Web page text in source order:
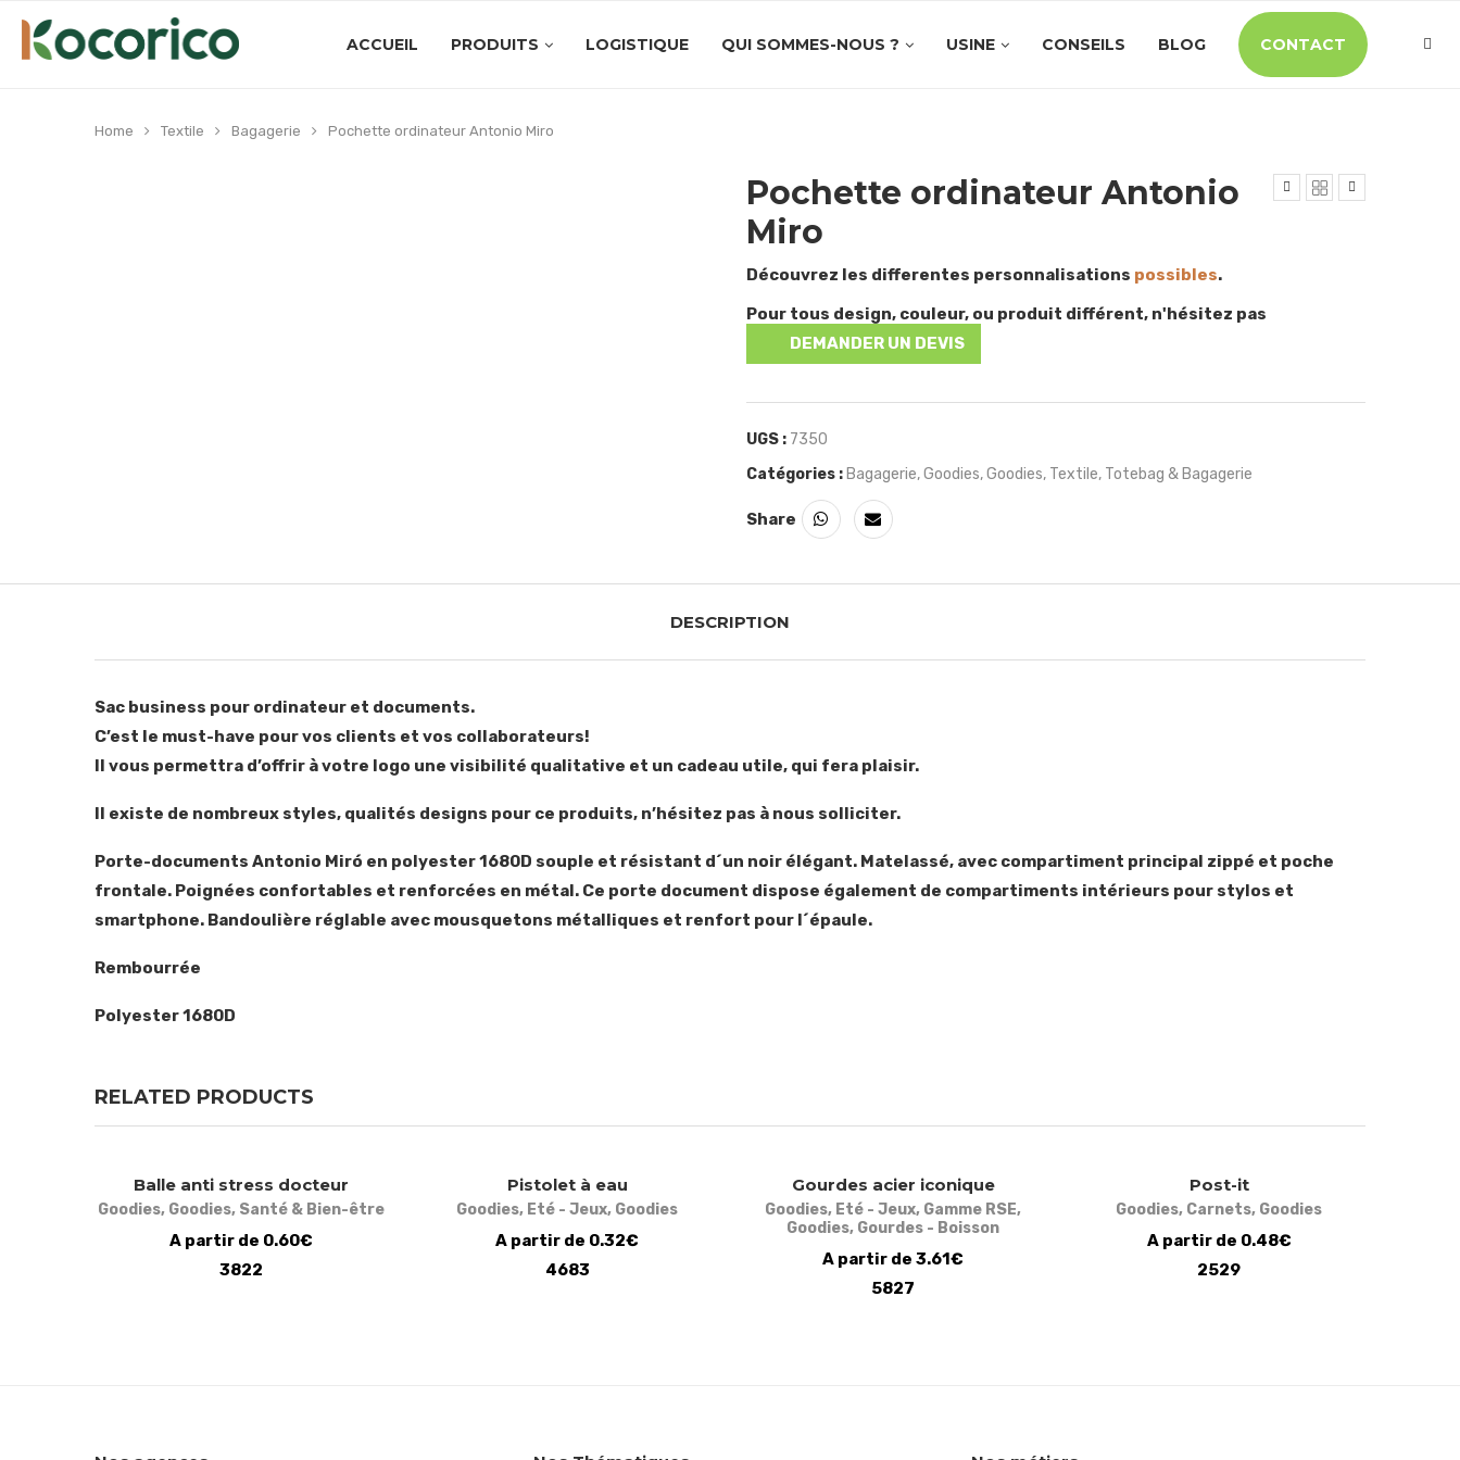
ACCUEIL PRODUITS LOGISTIQUE QUI SOMMES-NOUS ? USINE CONSEILS BLOG CONTACT
Home Textile Bagagerie Pochette ordinateur Antonio Miro
Pochette ordinateur Antonio
Miro
Découvrez les differentes personnalisations possibles.
Pour tous design, couleur, ou produit différent, n'hésitez pas
DEMANDER UN DEVIS
UGS : 7350
Catégories : Bagagerie,Goodies,Goodies, Textile, Totebag & Bagagerie
Share
DESCRIPTION
Sac business pour ordinateur et documents.
C’est le must-have pour vos clients et vos collaborateurs!
Il vous permettra d’offrir à votre logo une visibilité qualitative et un cadeau utile, qui fera plaisir.
Il existe de nombreux styles, qualités designs pour ce produits, n’hésitez pas à nous solliciter.
Porte-documents Antonio Miró en polyester 1680D souple et résistant d´un noir élégant. Matelassé, avec compartiment principal zippé et poche
frontale. Poignées confortables et renforcées en métal. Ce porte document dispose également de compartiments intérieurs pour stylos et
smartphone. Bandoulière réglable avec mousquetons métalliques et renfort pour l´épaule.
Rembourrée
Polyester 1680D
RELATED PRODUCTS
Balle anti stress docteur
Goodies, Goodies, Santé & Bien-être
A partir de 0.60€
3822
Pistolet à eau
Goodies, Eté - Jeux, Goodies
A partir de 0.32€
4683
Gourdes acier iconique
Goodies, Eté - Jeux, Gamme RSE,
Goodies, Gourdes - Boisson
A partir de 3.61€
5827
Post-it
Goodies, Carnets, Goodies
A partir de 0.48€
2529